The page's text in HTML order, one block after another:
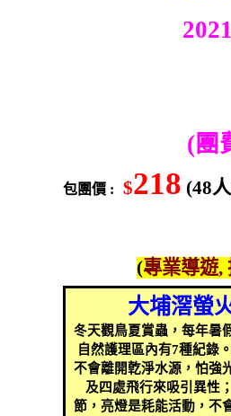
2021
(團
包團價 : $218 (48人
(專業導遊,
大埔滘螢
冬天觀鳥夏賞蟲，每年暑
自然護理區內有7種紀錄
不會離開亁淨水源，怕強
及四處飛行來吸引異性
節，亮燈是耗能活動，不